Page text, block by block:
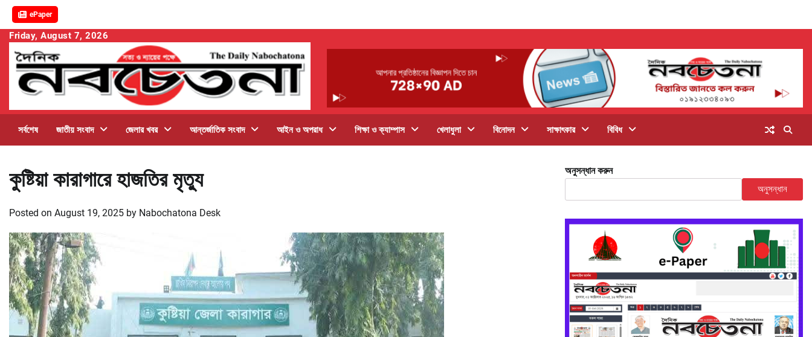
ePaper
Skip
content
Friday, August 7, 2026
সর্বশেষ জাতীয় সংবাদ জেলার খবর আন্তর্জাতিক সংবাদ আইন ও অপরাধ শিক্ষা ও ক্যাম্পাস খেলাধুলা বিনোদন সাক্ষাৎকার বিবিধ
কুষ্টিয়া কারাগারে হাজতির মৃত্যু
Posted on August 19, 2025 by Nabochatona Desk
অনুসন্ধান করুন
অনুসন্ধান